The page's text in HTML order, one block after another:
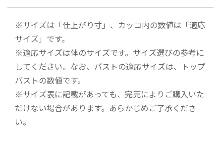
※サイズは「仕上がり寸」、カッコ内の数値は「適応
サイズ」です。
※適応サイズは体のサイズです。サイズ選びの参考に
してください。なお、バストの適応サイズは、トップ
バストの数値です。
※サイズ表に記載があっても、完売によりご購入いた
だけない場合があります。あらかじめご了承くださ
い。